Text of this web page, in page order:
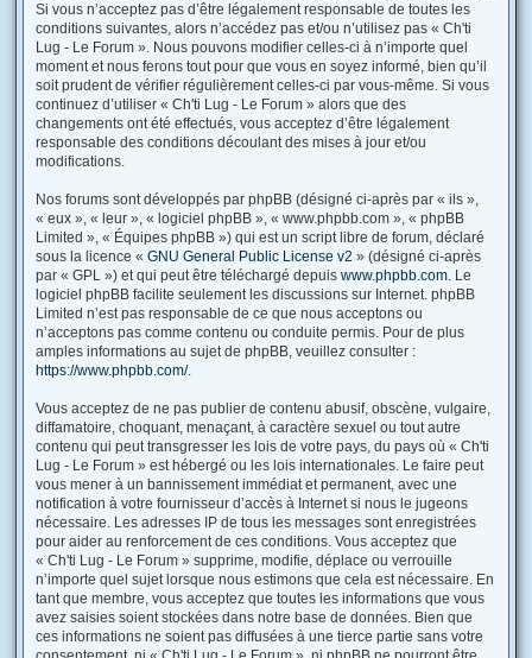
Si vous n’acceptez pas d’être légalement responsable de toutes les
conditions suivantes, alors n’accédez pas et/ou n’utilisez pas « Ch'ti
Lug - Le Forum ». Nous pouvons modifier celles-ci à n’importe quel
moment et nous ferons tout pour que vous en soyez informé, bien qu’il
soit prudent de vérifier régulièrement celles-ci par vous-même. Si vous
continuez d’utiliser « Ch'ti Lug - Le Forum » alors que des
changements ont été effectués, vous acceptez d’être légalement
responsable des conditions découlant des mises à jour et/ou
modifications.
Nos forums sont développés par phpBB (désigné ci-après par « ils »,
« eux », « leur », « logiciel phpBB », « www.phpbb.com », « phpBB
Limited », « Équipes phpBB ») qui est un script libre de forum, déclaré
sous la licence « GNU General Public License v2 » (désigné ci-après
par « GPL ») et qui peut être téléchargé depuis www.phpbb.com. Le
logiciel phpBB facilite seulement les discussions sur Internet. phpBB
Limited n’est pas responsable de ce que nous acceptons ou
n’acceptons pas comme contenu ou conduite permis. Pour de plus
amples informations au sujet de phpBB, veuillez consulter :
https://www.phpbb.com/.
Vous acceptez de ne pas publier de contenu abusif, obscène, vulgaire,
diffamatoire, choquant, menaçant, à caractère sexuel ou tout autre
contenu qui peut transgresser les lois de votre pays, du pays où « Ch'ti
Lug - Le Forum » est hébergé ou les lois internationales. Le faire peut
vous mener à un bannissement immédiat et permanent, avec une
notification à votre fournisseur d’accès à Internet si nous le jugeons
nécessaire. Les adresses IP de tous les messages sont enregistrées
pour aider au renforcement de ces conditions. Vous acceptez que
« Ch'ti Lug - Le Forum » supprime, modifie, déplace ou verrouille
n’importe quel sujet lorsque nous estimons que cela est nécessaire. En
tant que membre, vous acceptez que toutes les informations que vous
avez saisies soient stockées dans notre base de données. Bien que
ces informations ne soient pas diffusées à une tierce partie sans votre